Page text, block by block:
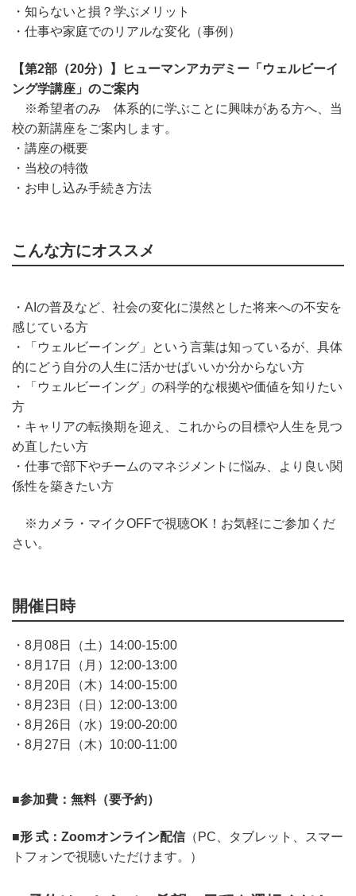
・知らないと損？学ぶメリット
・仕事や家庭でのリアルな変化（事例）
【第2部（20分）】ヒューマンアカデミー「ウェルビーイ
ング学講座」のご案内
※希望者のみ 体系的に学ぶことに興味がある方へ、当
校の新講座をご案内します。
・講座の概要
・当校の特徴
・お申し込み手続き方法
こんな方にオススメ
・AIの普及など、社会の変化に漠然とした将来への不安を
感じている方
・「ウェルビーイング」という言葉は知っているが、具体
的にどう自分の人生に活かせばいいか分からない方
・「ウェルビーイング」の科学的な根拠や価値を知りたい
方
・キャリアの転換期を迎え、これからの目標や人生を見つ
め直したい方
・仕事で部下やチームのマネジメントに悩み、より良い関
係性を築きたい方
※カメラ・マイクOFFで視聴OK！お気軽にご参加くだ
さい。
開催日時
・ 8月08日（土）14:00-15:00
・8月17日（月）12:00-13:00
・8月20日（木）14:00-15:00
・8月23日（日）12:00-13:00
・8月26日（水）19:00-20:00
・8月27日（木）10:00-11:00
■参加費：無料（要予約）
■形 式：Zoomオンライン配信（PC、タブレット、スマー
トフォンで視聴いただけます。）